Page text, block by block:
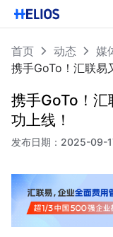
首页 动态
媒
携手GoTo！汇联易
携手GoTo！汇
功上线！
发布日期： 2025-09-